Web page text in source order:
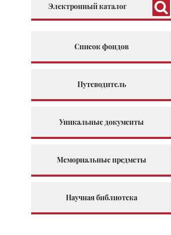
Электронный каталог
Список фондов
Путеводитель
Уникальные документы
Мемориальные предметы
Научная библиотека